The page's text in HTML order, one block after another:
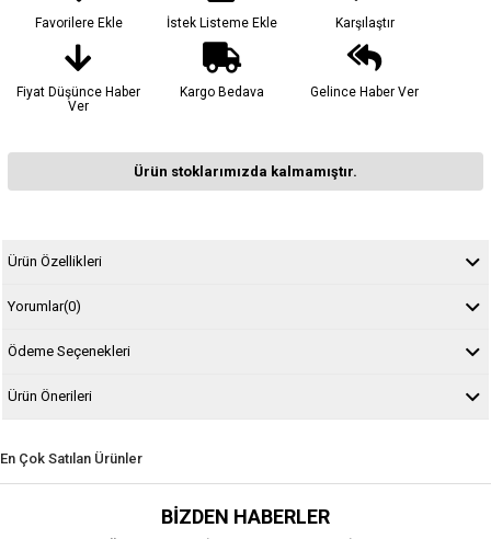
Favorilere Ekle İstek Listeme Ekle Karşılaştır
Fiyat Düşünce Haber
Ver
Kargo Bedava Gelince Haber Ver
Ürün stoklarımızda kalmamıştır.
Ürün Özellikleri
Yorumlar(0)
Ödeme Seçenekleri
Ürün Önerileri
En Çok Satılan Ürünler
BIZDEN HABERLER